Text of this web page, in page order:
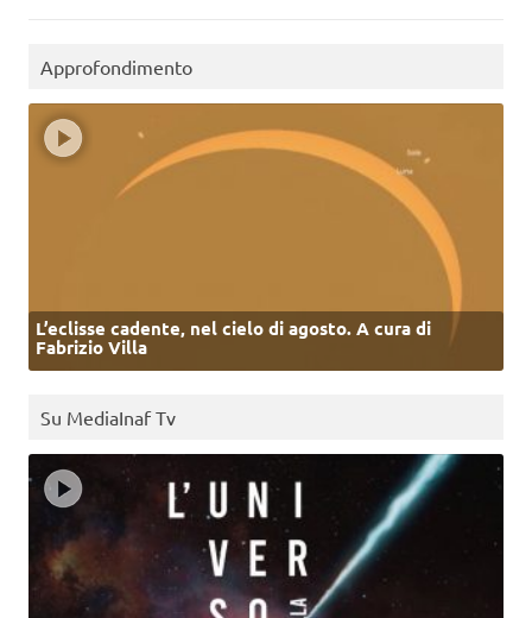
Approfondimento
L’eclisse cadente, nel cielo di agosto. A cura di
Fabrizio Villa
Su MediaInaf Tv